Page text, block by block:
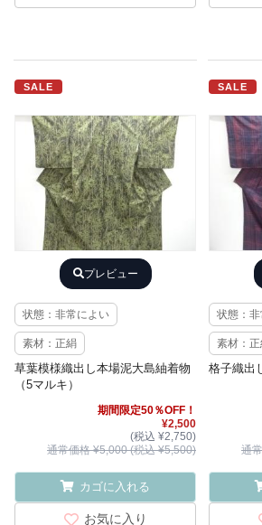
SALE
プレビュー
状態：非常によい
素材：正絹
草葉模様織出し本場泥大島紬着物
（5マルキ）
期間限定50％OFF！
¥2,500
(税込 ¥2,750)
通常価格 ¥5,000 (税込 ¥5,500)
カゴに入れる
お気に入り
SALE
状態：
素材：
格子織出
通